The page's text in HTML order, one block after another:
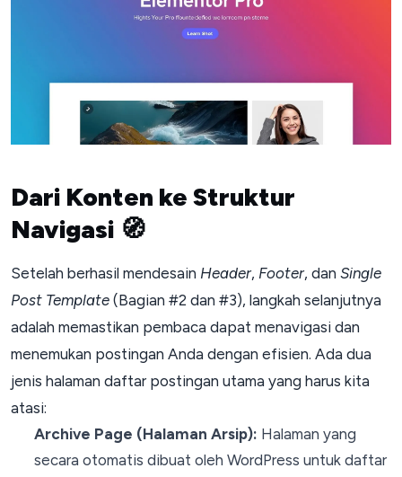
Dari Konten ke Struktur
Navigasi 🧭
Setelah berhasil mendesain Header, Footer, dan Single
Post Template (Bagian #2 dan #3), langkah selanjutnya
adalah memastikan pembaca dapat menavigasi dan
menemukan postingan Anda dengan efisien. Ada dua
jenis halaman daftar postingan utama yang harus kita
atasi:
Archive Page (Halaman Arsip): Halaman yang
secara otomatis dibuat oleh WordPress untuk daftar